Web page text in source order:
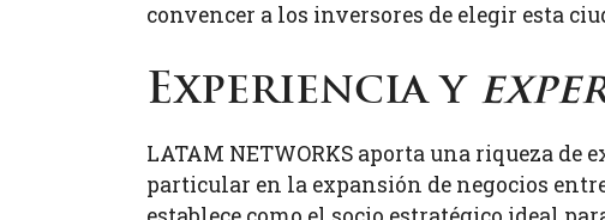
convencer a los inversores de elegir esta
Experiencia y
LATAM NETWORKS aporta una riqueza
particular en la expansión de negocios